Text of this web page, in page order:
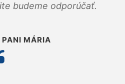
budeme odporúčať.
MÁRIA